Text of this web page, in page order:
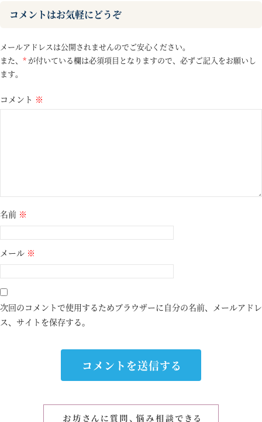
コメントはお気軽にどうぞ
メールアドレスは公開されませんのでご安心ください。
また、 * が付いている欄は必須項目となりますので、必ずご記入をお願いし
ます。
コメント ※
名前 ※
メール ※
次回のコメントで使用するためブラウザーに自分の名前、メールアドレ
ス、サイトを保存する。